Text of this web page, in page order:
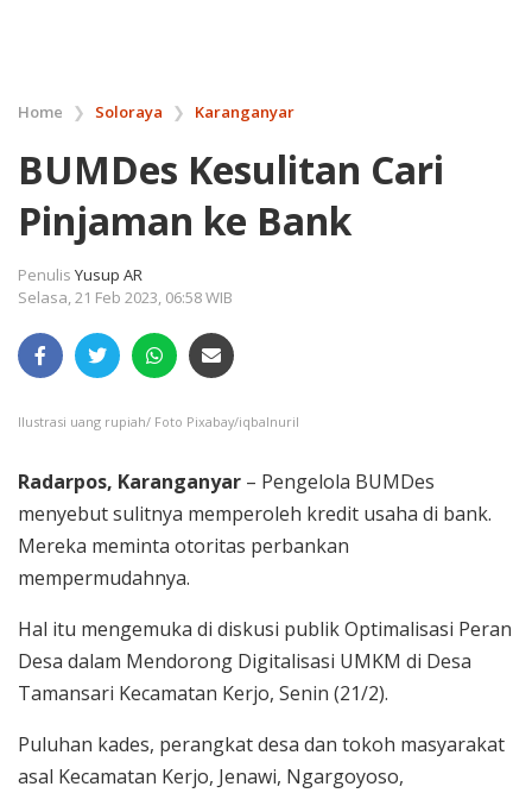
Home ❯ Soloraya ❯ Karanganyar
BUMDes Kesulitan Cari
Pinjaman ke Bank
Penulis Yusup AR
Selasa, 21 Feb 2023, 06:58 WIB
Ilustrasi uang rupiah/ Foto Pixabay/iqbalnuril
Radarpos, Karanganyar – Pengelola BUMDes
menyebut sulitnya memperoleh kredit usaha di bank.
Mereka meminta otoritas perbankan
mempermudahnya.
Hal itu mengemuka di diskusi publik Optimalisasi Peran
Desa dalam Mendorong Digitalisasi UMKM di Desa
Tamansari Kecamatan Kerjo, Senin (21/2).
Puluhan kades, perangkat desa dan tokoh masyarakat
asal Kecamatan Kerjo, Jenawi, Ngargoyoso,